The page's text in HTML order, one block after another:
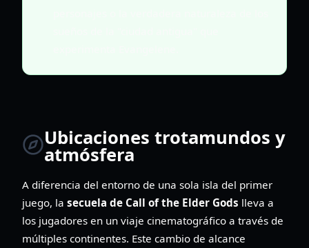
Ubicaciones trotamundos y
atmósfera
A diferencia del entorno de una sola isla del primer
juego, la secuela de Call of the Elder Gods lleva a
los jugadores en un viaje cinematográfico a través de
múltiples continentes. Este cambio de alcance